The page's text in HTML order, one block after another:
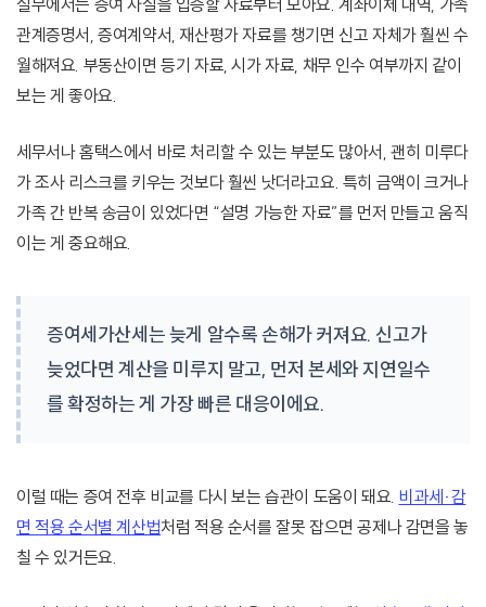
실무에서는 증여 사실을 입증할 자료부터 모아요. 계좌이체 내역, 가족
관계증명서, 증여계약서, 재산평가 자료를 챙기면 신고 자체가 훨씬 수
월해져요. 부동산이면 등기 자료, 시가 자료, 채무 인수 여부까지 같이
보는 게 좋아요.
세무서나 홈택스에서 바로 처리할 수 있는 부분도 많아서, 괜히 미루다
가 조사 리스크를 키우는 것보다 훨씬 낫더라고요. 특히 금액이 크거나
가족 간 반복 송금이 있었다면 “설명 가능한 자료”를 먼저 만들고 움직
이는 게 중요해요.
증여세가산세는 늦게 알수록 손해가 커져요. 신고가
늦었다면 계산을 미루지 말고, 먼저 본세와 지연일수
를 확정하는 게 가장 빠른 대응이에요.
이럴 때는 증여 전후 비교를 다시 보는 습관이 도움이 돼요. 비과세·감
면 적용 순서별 계산법처럼 적용 순서를 잘못 잡으면 공제나 감면을 놓
칠 수 있거든요.